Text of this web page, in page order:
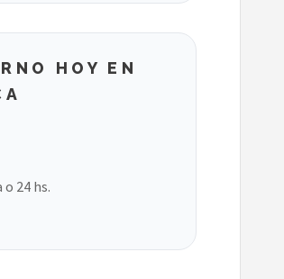
HOY EN
24 hs.